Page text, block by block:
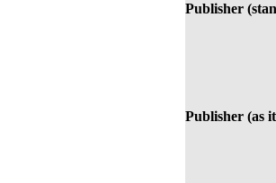
Publisher
Publisher (as